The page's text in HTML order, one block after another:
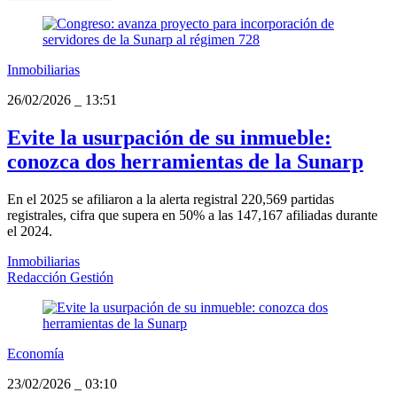
Inmobiliarias
26/02/2026
13:51
Evite la usurpación de su inmueble:
conozca dos herramientas de la Sunarp
En el 2025 se afiliaron a la alerta registral 220,569 partidas
registrales, cifra que supera en 50% a las 147,167 afiliadas durante
el 2024.
Inmobiliarias
Redacción Gestión
Economía
23/02/2026
03:10